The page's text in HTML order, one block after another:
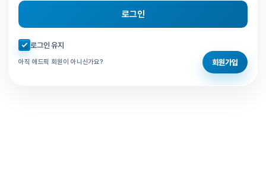
로그인
자동로그인 체크
로그인 유지
아직 애드픽 회원이 아니신가요? 회원가입